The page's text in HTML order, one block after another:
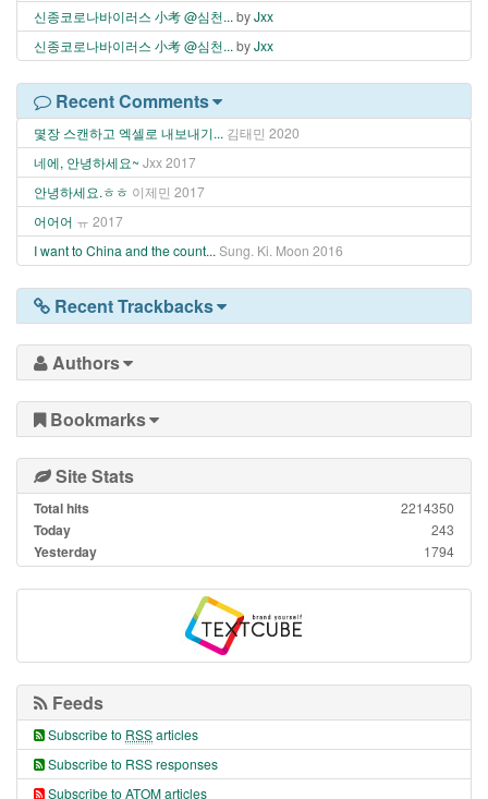
신종코로나바이러스 小考 @심천... byJxx
신종코로나바이러스 小考 @심천... byJxx
Recent Comments
몇장 스캔하고 엑셀로 내보내기... 김태민 2020
네에, 안녕하세요~ Jxx2017
안녕하세요.ㅎㅎ 이제민 2017
어어어 ㅠ 2017
I want to China and the count... Sung. Ki. Moon 2016
Recent Trackbacks
Authors
Bookmarks
Site Stats
Total hits 2214350
Today 243
Yesterday 1794
Feeds
Subscribe to RSSarticles
Subscribe to RSS responses
Subscribe to ATOM articles